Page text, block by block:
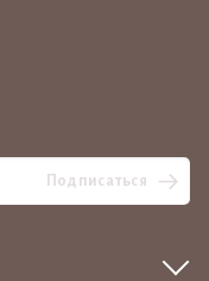
Подписаться